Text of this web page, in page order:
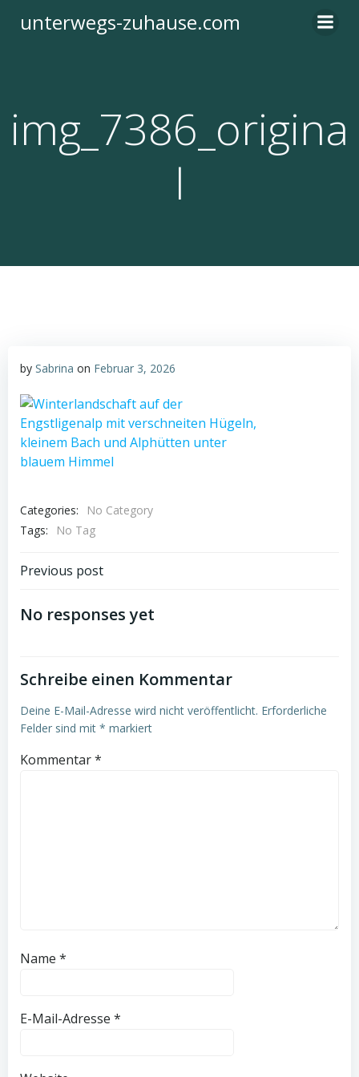
Inhalt
unterwegs-zuhause.com
img_7386_origina
l
by Sabrina on Februar 3, 2026
Categories:
No Category
Tags:
No Tag
Post
navigation
Previous post
No responses yet
Schreibe einen Kommentar
Deine E-Mail-Adresse wird nicht veröffentlicht. Erforderliche
Felder sind mit * markiert
Kommentar*
Name *
E-Mail-Adresse *